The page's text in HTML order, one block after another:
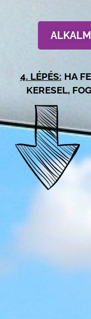
4. LÉPÉS: HA
KERESEL,